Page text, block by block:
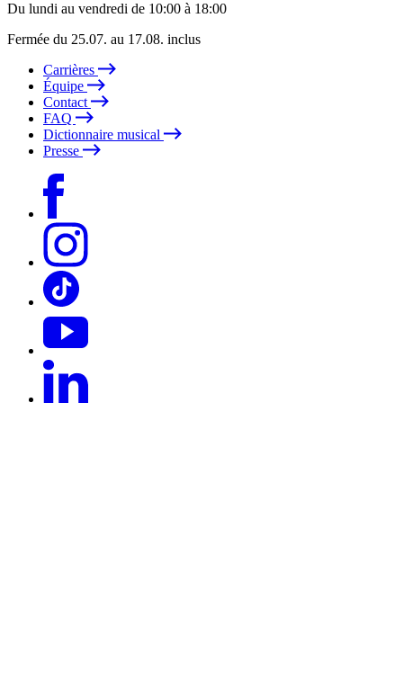
Du lundi au vendredi de 10:00 à 18:00
Fermée du 25.07. au 17.08. inclus
Carrières
Équipe
Contact
FAQ
Dictionnaire musical
Presse